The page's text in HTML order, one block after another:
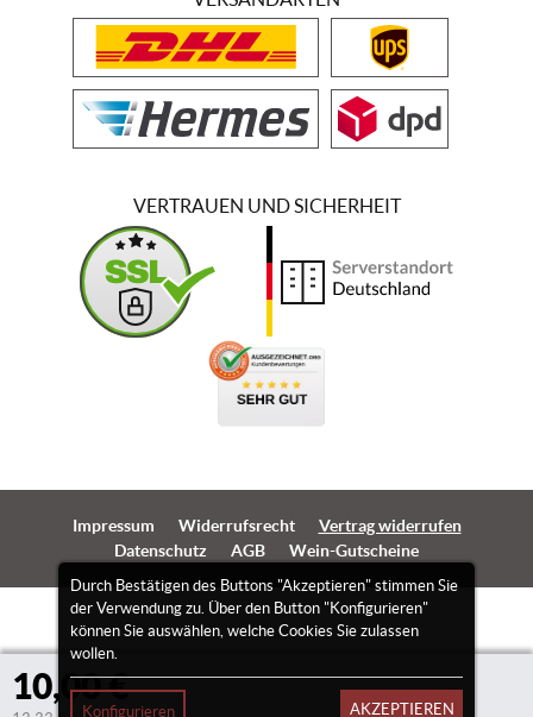
10,00 €
Durch Bestätigen des Buttons "Akzeptieren" stimmen Sie
der Verwendung zu. Über den Button "Konfigurieren"
können Sie auswählen, welche Cookies Sie zulassen
wollen.
Konfigurieren AKZEPTIEREN
VERTRAUEN UND SICHERHEIT
Impressum Widerrufsrecht
Vertrag widerrufen
Datenschutz
AGB Wein-Gutscheine